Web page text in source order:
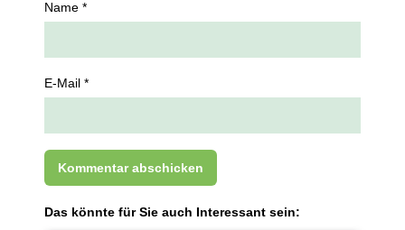
Name *
E-Mail *
Das könnte für Sie auch Interessant sein: